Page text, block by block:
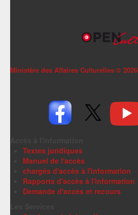
Ministère des Affaires Culturelles © 2026
Textes juridiques
Manuel de l'accès
chargés d'accès à l'information
Rapports d'accès à l'information
Demande d'accès et recours